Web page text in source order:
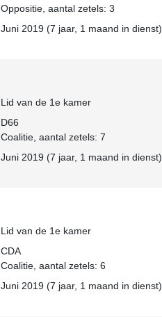
Oppositie , aantal zetels: 3
Juni 2019 (7 jaar, 1 maand in dienst)
Lid van de 1e kamer
D66
Coalitie , aantal zetels: 7
Juni 2019 (7 jaar, 1 maand in dienst)
Lid van de 1e kamer
CDA
Coalitie , aantal zetels: 6
Juni 2019 (7 jaar, 1 maand in dienst)